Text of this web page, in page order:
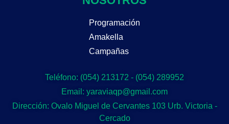
Programación
Amakella
Campañas
Teléfono: (054) 213172 - (054) 289952
Email: yaraviaqp@gmail.com
Dirección: Ovalo Miguel de Cervantes 103 Urb. Victoria -
Cercado